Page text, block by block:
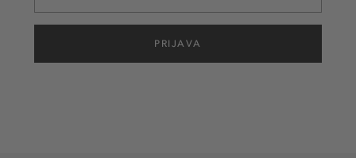
PRIJAVA